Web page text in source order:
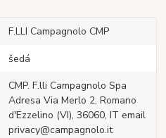
F.LLI Campagnolo CMP
šedá
CMP. F.lli Campagnolo Spa
Adresa Via Merlo 2, Romano
d'Ezzelino (VI), 36060, IT email
privacy@campagnolo.it